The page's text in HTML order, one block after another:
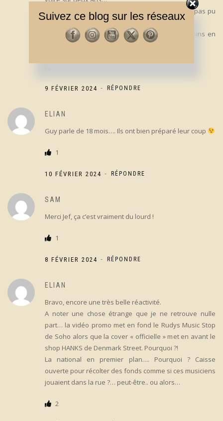
pour avoir les 60 musiciens, ça n’a évidemment pas pu
se faire en quelques jours…
donc oui forcément le projet a commencé au moins en
9 FÉVRIER 2024 - RÉPONDRE
ELIAN
Guy parle de 18 mois…. Ils ont bien préparé leur coup
1
10 FÉVRIER 2024 - RÉPONDRE
SAM
Merci Jef, ça c’est vraiment du lourd !
1
8 FÉVRIER 2024 - RÉPONDRE
ELIAN
Bravo, encore une très belle réactivité.
A noter une chose étrange que je ne retrouve nulle
part… la vidéo promo met en fond le Rudys Music Stop
de Soho alors que la cover « officielle » met en avant le
shop HANKS de Denmark Street. Pourquoi ?!
La national en premier plan…. Pourquoi ? Caisse
ouverte pour récolter des fonds comme si ces musiciens
jouaient dans la rue ?… peut-être.. ou alors…
2
Suivez ce blog sur les réseaux